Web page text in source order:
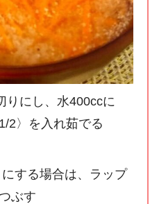
にし、水400ccに
2〉を入れ茹でる
する場合は、ラップ
ぶす